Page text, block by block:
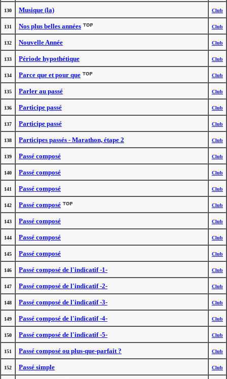
130 Musique (la) Club
131 Nos plus belles années Club
132 Nouvelle Année Club
133 Période hypothétique Club
134 Parce que et pour que Club
135 Parler au passé Club
136 Participe passé Club
137 Participe passé Club
138 Participes passés - Marathon, étape 2 Club
139 Passé composé Club
140 Passé composé Club
141 Passé composé Club
142 Passé composé Club
143 Passé composé Club
144 Passé composé Club
145 Passé composé Club
146 Passé composé de l'indicatif -1- Club
147 Passé composé de l'indicatif -2- Club
148 Passé composé de l'indicatif -3- Club
149 Passé composé de l'indicatif -4- Club
150 Passé composé de l'indicatif -5- Club
151 Passé composé ou plus-que-parfait ? Club
152 Passé simple Club